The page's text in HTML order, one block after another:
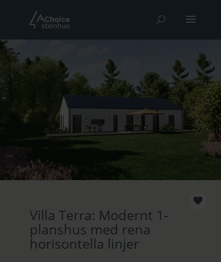
Villa Terra: Modernt 1-
planshus med rena
horisontella linjer